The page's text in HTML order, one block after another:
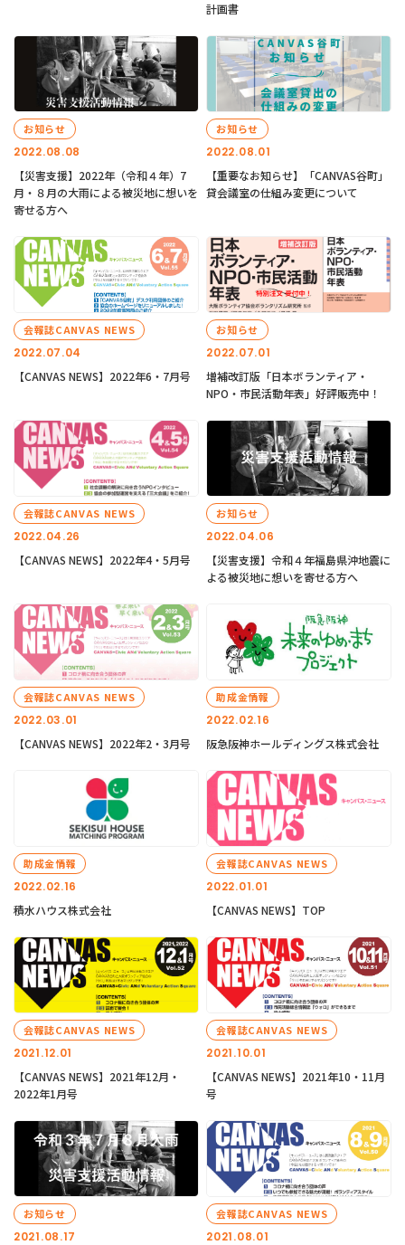
計画書
2022.08.08
お知らせ
【災害支援】2022年（令和４年）7
月・８月の大雨による被災地に想いを
寄せる方へ
2022.08.01
お知らせ
【重要なお知らせ】「CANVAS谷町」
貸会議室の仕組み変更について
2022.07.04
会報誌CANVAS NEWS
【CANVAS NEWS】2022年6・7月号
2022.07.01
お知らせ
増補改訂版「日本ボランティア・
NPO・市民活動年表」好評販売中！
2022.04.26
会報誌CANVAS NEWS
【CANVAS NEWS】2022年4・5月号
2022.04.06
お知らせ
【災害支援】令和４年福島県沖地震に
よる被災地に想いを寄せる方へ
2022.03.01
会報誌CANVAS NEWS
【CANVAS NEWS】2022年2・3月号
2022.02.16
助成金情報
阪急阪神ホールディングス株式会社
2022.02.16
助成金情報
積水ハウス株式会社
2022.01.01
会報誌CANVAS NEWS
【CANVAS NEWS】TOP
2021.12.01
会報誌CANVAS NEWS
【CANVAS NEWS】2021年12月・
2022年1月号
2021.10.01
会報誌CANVAS NEWS
【CANVAS NEWS】2021年10・11月
号
2021.08.17
お知らせ
2021.08.01
会報誌CANVAS NEWS